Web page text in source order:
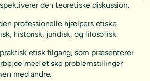
den teoretiske diskussion.
professionelle hjælpers etiske
historisk, juridisk, og filosofisk.
etisk tilgang, som præsenterer
med etiske problemstillinger
med andre.